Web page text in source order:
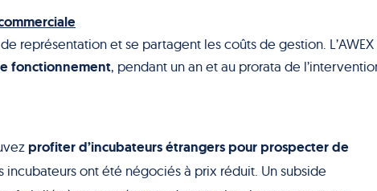
représentation et se partagent les coûts de gestion. L’AWEX
fonctionnement, pendant un an et au prorata de
profiter d’incubateurs étrangers pour prospecter de
incubateurs ont été négociés à prix réduit. Un subside